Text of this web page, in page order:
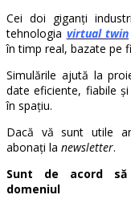
Cei doi giganți
tehnologia virtual twin
în timp real, bazate pe
Simulările ajută la
date eficiente, fiabile
în spațiu.
Dacă vă sunt utile
abonați la newsletter.
Sunt de acord
domeniul